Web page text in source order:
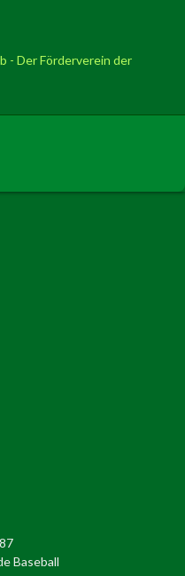
Baseball